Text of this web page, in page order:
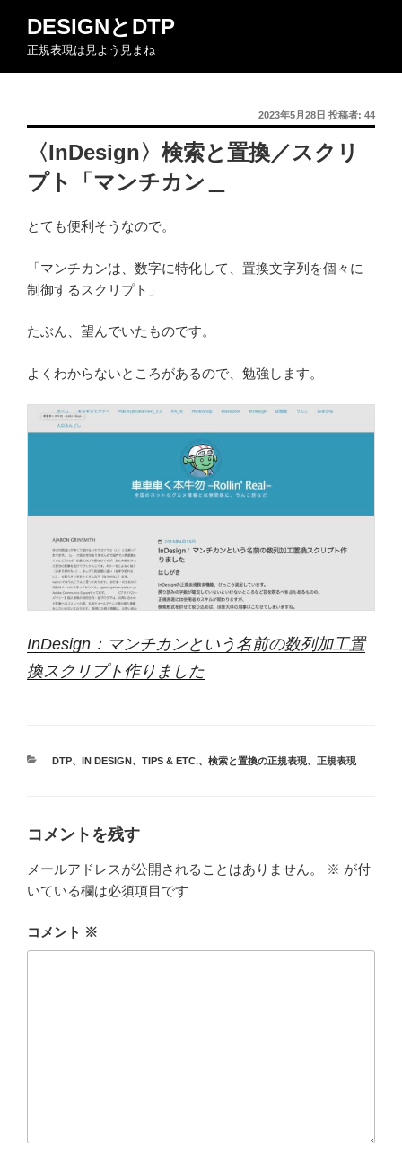
ン
DESIGNとDTP
正規表現は見よう見まね
投
稿
日:
2023年5月28日 投稿者: 44
〈InDesign〉検索と置換／スクリ
プト「マンチカン＿
とても便利そうなので。
「マンチカンは、数字に特化して、置換文字列を個々に
制御するスクリプト」
たぶん、望んでいたものです。
よくわからないところがあるので、勉強します。
InDesign：マンチカンという名前の数列加工置
換スクリプト作りました
カ
ー
DTP、 IN DESIGN 、 TIPS & ETC.、 検索と置換の正規表現、 正規表現
コメントを残す
メールアドレスが公開されることはありません。 ※ が付
いている欄は必須項目です
コメント ※